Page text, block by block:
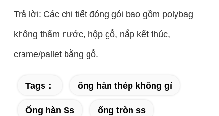
Trả lời: Các chi tiết đóng gói bao gồm polybag
không thấm nước, hộp gỗ, nắp kết thúc,
crame/pallet bằng gỗ.
Tags： ống hàn thép không gỉ
Ống hàn Ss ống tròn ss